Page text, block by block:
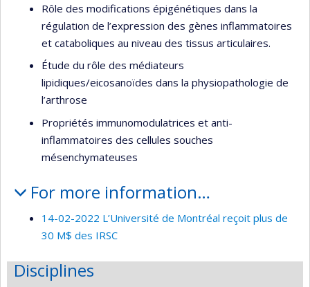
Rôle des modifications épigénétiques dans la
régulation de l’expression des gènes inflammatoires
et cataboliques au niveau des tissus articulaires.
Étude du rôle des médiateurs
lipidiques/eicosanoïdes dans la physiopathologie de
l’arthrose
Propriétés immunomodulatrices et anti-
inflammatoires des cellules souches
mésenchymateuses
For more information…
14-02-2022 L’Université de Montréal reçoit plus de
30 M$ des IRSC
Disciplines